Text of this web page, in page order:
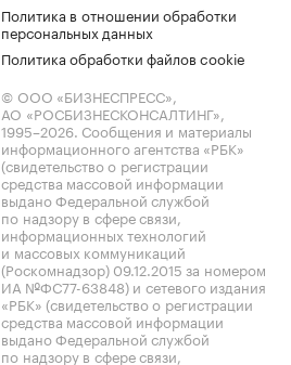
Политика в отношении обработки
персональных данных
Политика обработки файлов cookie
© ООО «БИЗНЕСПРЕСС»,
АО «РОСБИЗНЕСКОНСАЛТИНГ»,
1995–2026. Сообщения и материалы
информационного агентства «РБК»
(свидетельство о регистрации
средства массовой информации
выдано Федеральной службой
по надзору в сфере связи,
информационных технологий
и массовых коммуникаций
(Роскомнадзор) 09.12.2015 за номером
ИА №ФС77-63848) и сетевого издания
«РБК» (свидетельство о регистрации
средства массовой информации
выдано Федеральной службой
по надзору в сфере связи,